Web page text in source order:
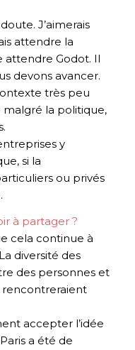
J’aimerais
attendre la
attendre Godot. Il
devons avancer.
très peu
la politique,
y
si la
ou privés
à partager ?
cela continue à
diversité des
des personnes et
rencontreraient
accepter l’idée
a été de